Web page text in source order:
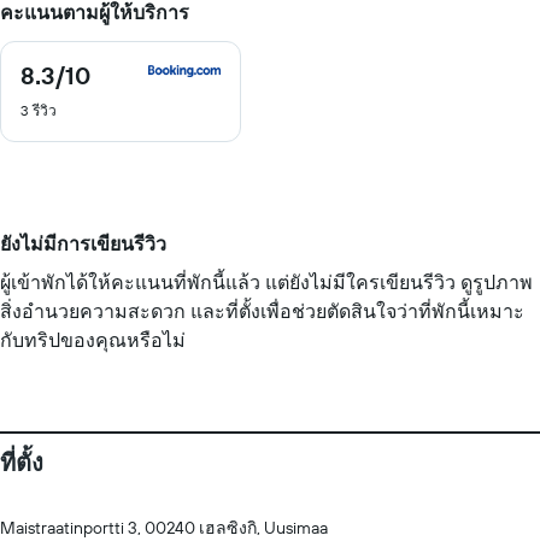
คะแนนตามผู้ให้บริการ
8.3/10
8.3
10
3 รีวิว
ยังไม่มีการเขียนรีวิว
ผู้เข้าพักได้ให้คะแนนที่พักนี้แล้ว แต่ยังไม่มีใครเขียนรีวิว ดูรูปภาพ
สิ่งอำนวยความสะดวก และที่ตั้งเพื่อช่วยตัดสินใจว่าที่พักนี้เหมาะ
กับทริปของคุณหรือไม่
ที่ตั้ง
Maistraatinportti 3, 00240 เฮลซิงกิ, Uusimaa